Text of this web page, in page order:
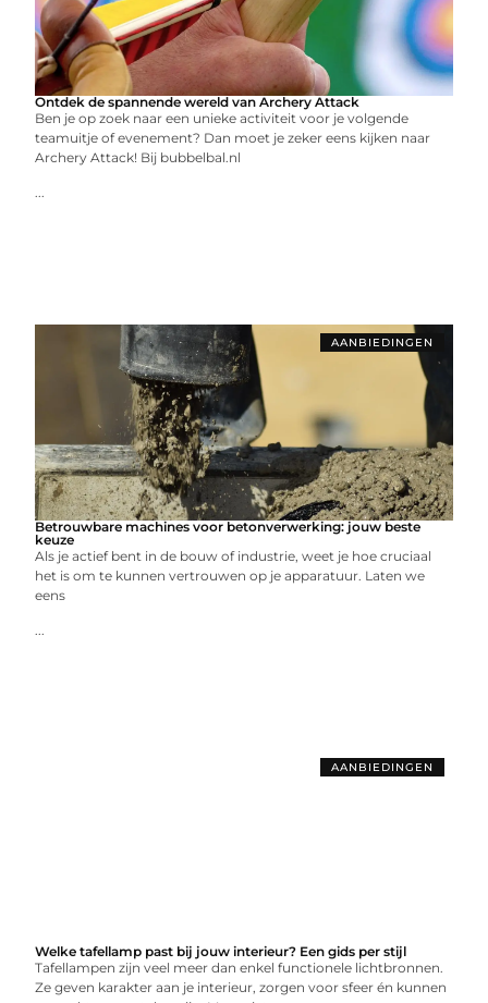
Ontdek de spannende wereld van Archery Attack
Ben je op zoek naar een unieke activiteit voor je volgende
teamuitje of evenement? Dan moet je zeker eens kijken naar
Archery Attack! Bij bubbelbal.nl
...
AANBIEDINGEN
Betrouwbare machines voor betonverwerking: jouw beste
keuze
Als je actief bent in de bouw of industrie, weet je hoe cruciaal
het is om te kunnen vertrouwen op je apparatuur. Laten we
eens
...
AANBIEDINGEN
Welke tafellamp past bij jouw interieur? Een gids per stijl
Tafellampen zijn veel meer dan enkel functionele lichtbronnen.
Ze geven karakter aan je interieur, zorgen voor sfeer én kunnen